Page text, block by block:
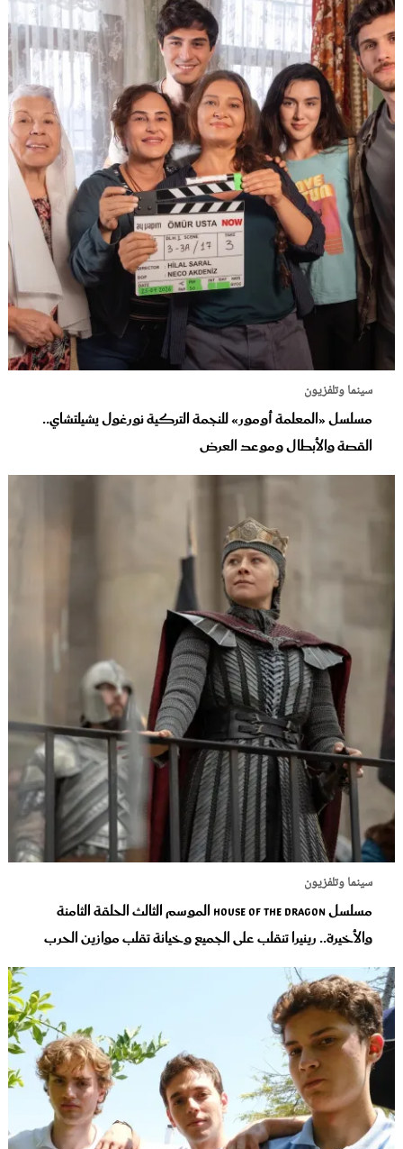
سينما وتلفزيون
مسلسل «المعلمة أومور» للنجمة التركية نورغول يشيلتشاي..
القصة والأبطال وموعد العرض
سينما وتلفزيون
مسلسل House of the Dragon الموسم الثالث الحلقة الثامنة
والأخيرة.. رينيرا تنقلب على الجميع وخيانة تقلب موازين الحرب